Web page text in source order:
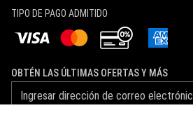
TIPO DE PAGO ADMITIDO
OBTÉN LAS ÚLTIMAS OFERTAS Y MÁS